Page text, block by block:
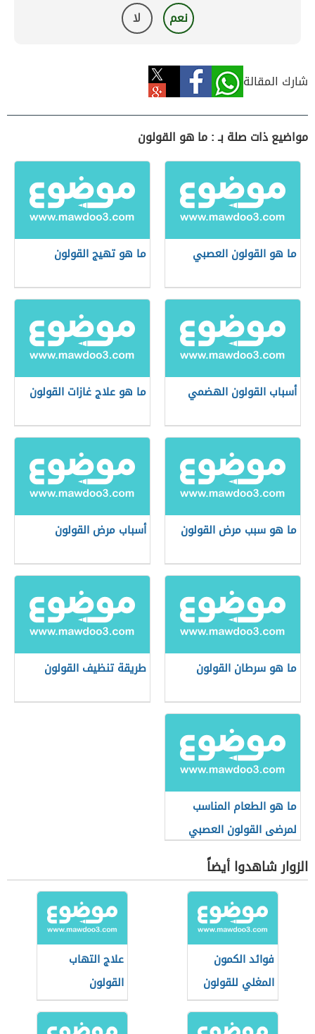
نعم لا
شارك المقالة
مواضيع ذات صلة بـ : ما هو القولون
ما هو القولون العصبي ما هو تهيج القولون
أسباب القولون الهضمي ما هو علاج غازات القولون
ما هو سبب مرض القولون أسباب مرض القولون
ما هو سرطان القولون طريقة تنظيف القولون
ما هو الطعام المناسب
لمرضى القولون العصبي
الزوار شاهدوا أيضاً
فوائد الكمون
المغلي للقولون
علاج التهاب
القولون